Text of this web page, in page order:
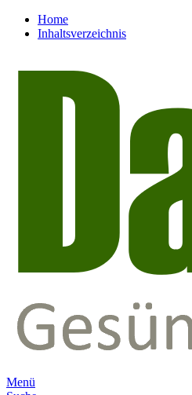
Home
Inhaltsverzeichnis
Menü